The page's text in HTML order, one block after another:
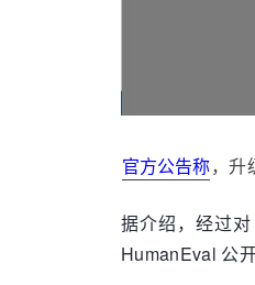
官方公告称，升
据介绍，经过
HumanEval 公